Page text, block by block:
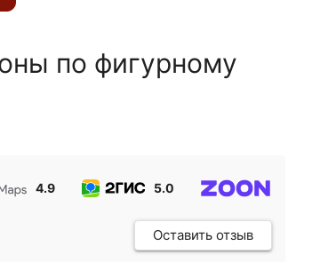
по фигурному
4.9 5.0
Оставить отзыв